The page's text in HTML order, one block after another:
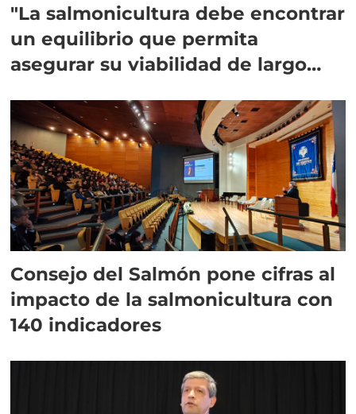
"La salmonicultura debe encontrar
un equilibrio que permita
asegurar su viabilidad de largo
Consejo del Salmón pone cifras al
impacto de la salmonicultura con
140 indicadores